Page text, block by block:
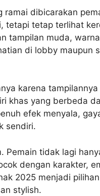
dibicarakan
tetapi tetap terlihat
tampilan muda,
di lobby maupun
karena tampilannya
khas yang berbeda
efek menyala,
sendiri.
Pemain tidak lagi
dengan karakter,
2025 menjadi
stylish.